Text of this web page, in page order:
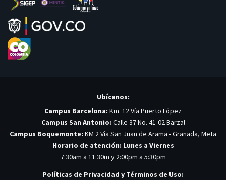
Ubícanos:
Campus Barcelona: Km. 12 Vía Puerto López
Campus San Antonio: Calle 37 No. 41-02 Barzal
Campus Boquemonte: KM 2 Via San Juan de Arama - Granada, Meta
Horario de atención: Lunes a Viernes
7:30am a 11:30m y 2:00pm a 5:30pm
Políticas de Privacidad y Términos de Uso: